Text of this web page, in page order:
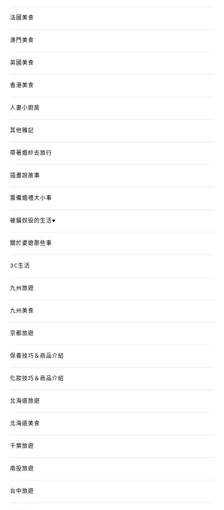
法國美食
澳門美食
英國美食
香港美食
人妻小廚房
其他雜記
帶著婚紗去旅行
插畫說故事
籌備婚禮大小事
被貓奴役的生活♥
關於婆媳那些事
3C生活
九州旅遊
九州美食
京都旅遊
保養技巧＆商品介紹
化妝技巧＆商品介紹
北海道旅遊
北海道美食
千葉旅遊
南投旅遊
台中旅遊